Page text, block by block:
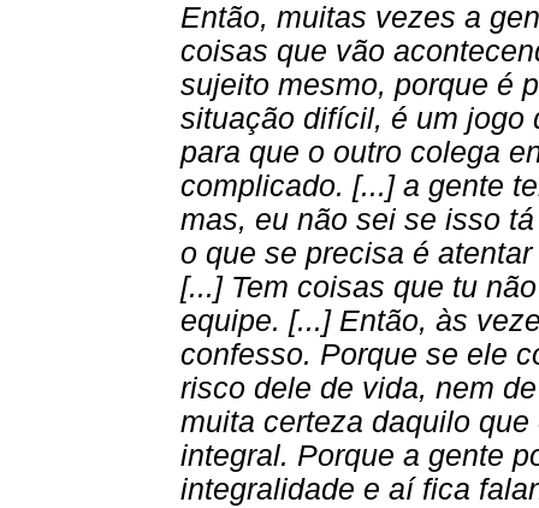
Então, muitas vezes a
coisas que vão
sujeito mesmo, porque é
situação difícil, é um jogo
para que o outro colega
complicado. [...] a gente
mas, eu não sei se isso
o que se precisa é
[...] Tem coisas que tu
equipe. [...] Então, às
confesso. Porque se ele
risco dele de vida, nem
muita certeza daquilo
integral. Porque a gente
integralidade e aí fica